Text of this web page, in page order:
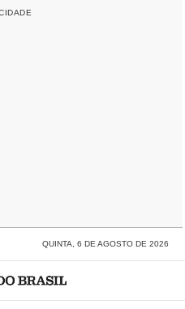
QUINTA, 6 DE AGOSTO DE 2026